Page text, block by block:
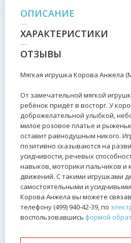
ОПИСАНИЕ
ХАРАКТЕРИСТИКИ
ОТЗЫВЫ
Мягкая игрушка Корова Анжела
От замечательной мягкой
ребёнок придёт в восторг. У
доброжелательной улыбкой,
милое розовое платье и
оставит равнодушным никого.
позитивно сказываются на
усидчивости, речевых
навыков, моторики пальчиков и
движений. С такими игрушками
самостоятельными и
Корова Анжела вы можете
телефону (499) 940-42-39, по
воспользовавшись формой